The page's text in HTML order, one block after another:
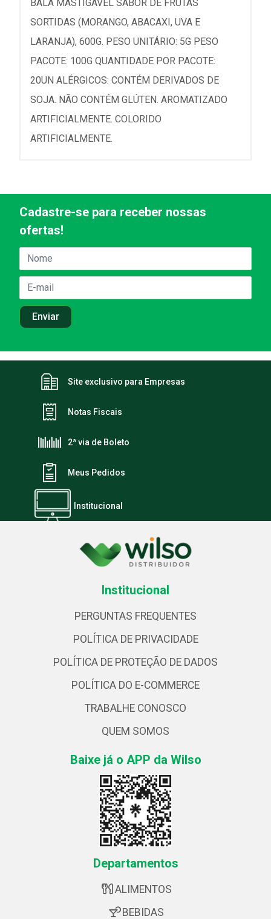
BALA MASTIGÁVEL SABOR DE FRUTAS
SORTIDAS (MORANGO, ABACAXI, UVA E
LARANJA), 600G. PESO UNITÁRIO: 5G PESO
PACOTE: 100G QUANTIDADE POR PACOTE:
20UN ALÉRGICOS: CONTÉM DERIVADOS DE
SOJA. NÃO CONTÉM GLÚTEN. AROMATIZADO
ARTIFICIALMENTE. COLORIDO
ARTIFICIALMENTE.
Cadastre-se para receber nossas
ofertas!
Site exclusivo para Empresas
Notas Fiscais
2ª via de Boleto
Meus Pedidos
Institucional
Institucional
PERGUNTAS FREQUENTES
POLÍTICA DE PRIVACIDADE
POLÍTICA DE PROTEÇÃO DE DADOS
POLÍTICA DO E-COMMERCE
TRABALHE CONOSCO
QUEM SOMOS
Baixe já o APP da Wilso
Departamentos
ALIMENTOS
BEBIDAS